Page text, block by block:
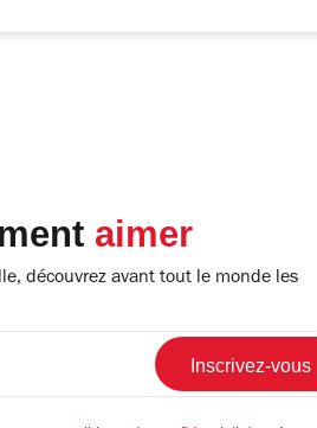
aimer
découvrez avant tout le monde les